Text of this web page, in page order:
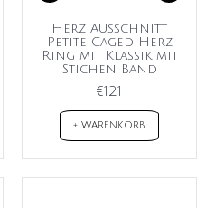
Herz Ausschnitt
Petite Caged Herz
Ring mit Klassik mit
Stichen Band
€121
+ WARENKORB